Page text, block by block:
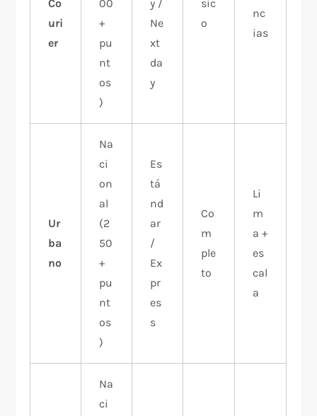
Co
uri
er
00
+
pu
nt
os
)
y /
Ne
xt
da
y
sic
o
nc
ias
Ur
ba
no
Na
ci
on
al
(2
50
+
pu
nt
os
)
Es
tá
nd
ar
/
Ex
pr
es
s
Co
m
ple
to
Li
m
a +
es
cal
a
Na
ci